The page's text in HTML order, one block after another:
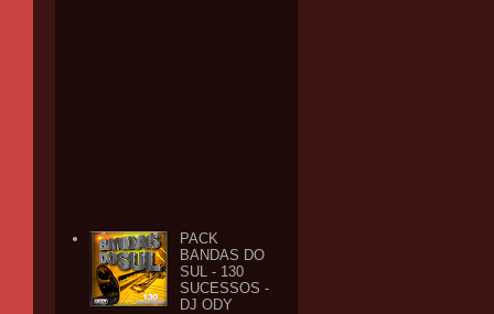
PACK
BANDAS DO
SUL - 130
SUCESSOS -
DJ ODY